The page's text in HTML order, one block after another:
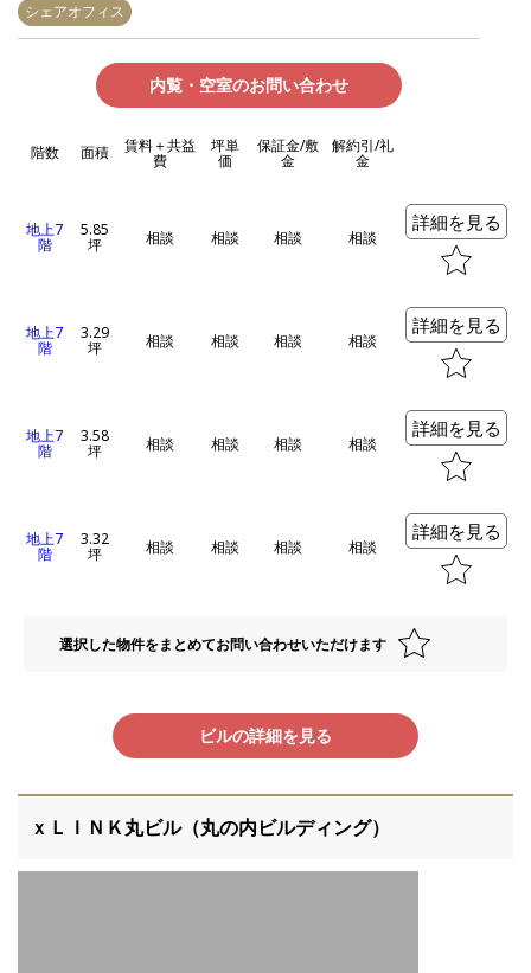
シェアオフィス
内覧・空室のお問い合わせ
階数 面積 賃料＋共益
費
坪単
価
保証金/敷
金
解約引/礼
金
地上7
階
5.85
坪 相談 相談 相談 相談
詳細を見る
地上7
階
3.29
坪 相談 相談 相談 相談
詳細を見る
地上7
階
3.58
坪 相談 相談 相談 相談
詳細を見る
地上7
階
3.32
坪 相談 相談 相談 相談
詳細を見る
選択した物件をまとめてお問い合わせいただけます
ビルの詳細を見る
ｘＬＩＮＫ丸ビル（丸の内ビルディング）